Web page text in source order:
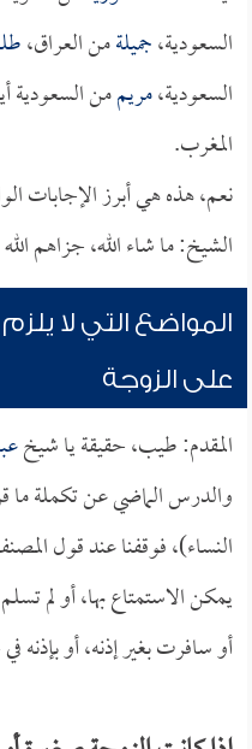
السعودية،جميلةمن العراق،
السعودية،مريممن السعودية
المغرب.
نعم، هذه هي أبرز الإجابات
الشيخ: ما شاء الله، جزاهم
المواضع التي لا
على الزوجة
المقدم: طيب، حقيقة يا شيخ
والدرس الماضي عن تكملة ما
النساء)، فوقفنا عند قول
يمكن الاستمتاع بها، أو لم
أو سافرت بغير إذنه، أو بإذنه